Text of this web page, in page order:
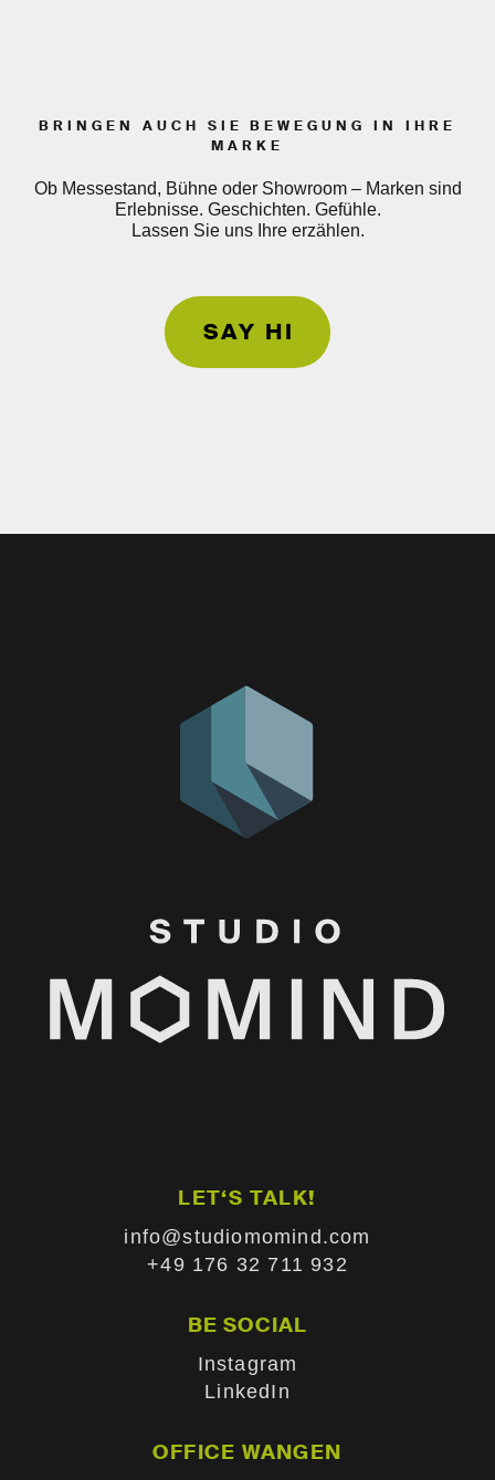
BRINGEN AUCH SIE BEWEGUNG IN IHRE
MARKE
Ob Messestand, Bühne oder Showroom – Marken sind
Erlebnisse. Geschichten. Gefühle.
Lassen Sie uns Ihre erzählen.
SAY HI
LET‘S TALK!
info@studiomomind.com
+49 176 32 711 932
BE SOCIAL
Instagram
LinkedIn
OFFICE WANGEN